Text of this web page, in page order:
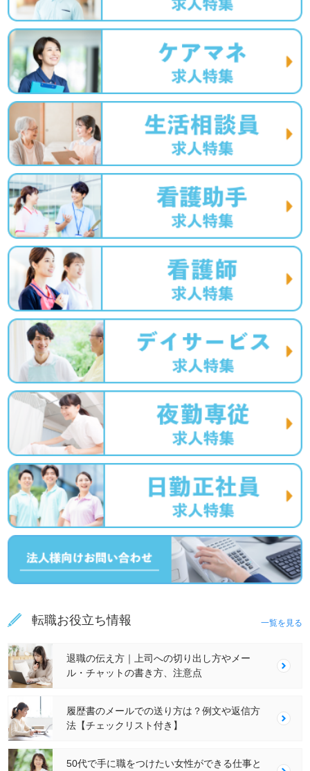
転職お役立ち情報 一覧を見る
退職の伝え方｜上司への切り出し方やメー
ル・チャットの書き方、注意点
履歴書のメールでの送り方は？例文や返信方
法【チェックリスト付き】
50代で手に職をつけたい女性ができる仕事と